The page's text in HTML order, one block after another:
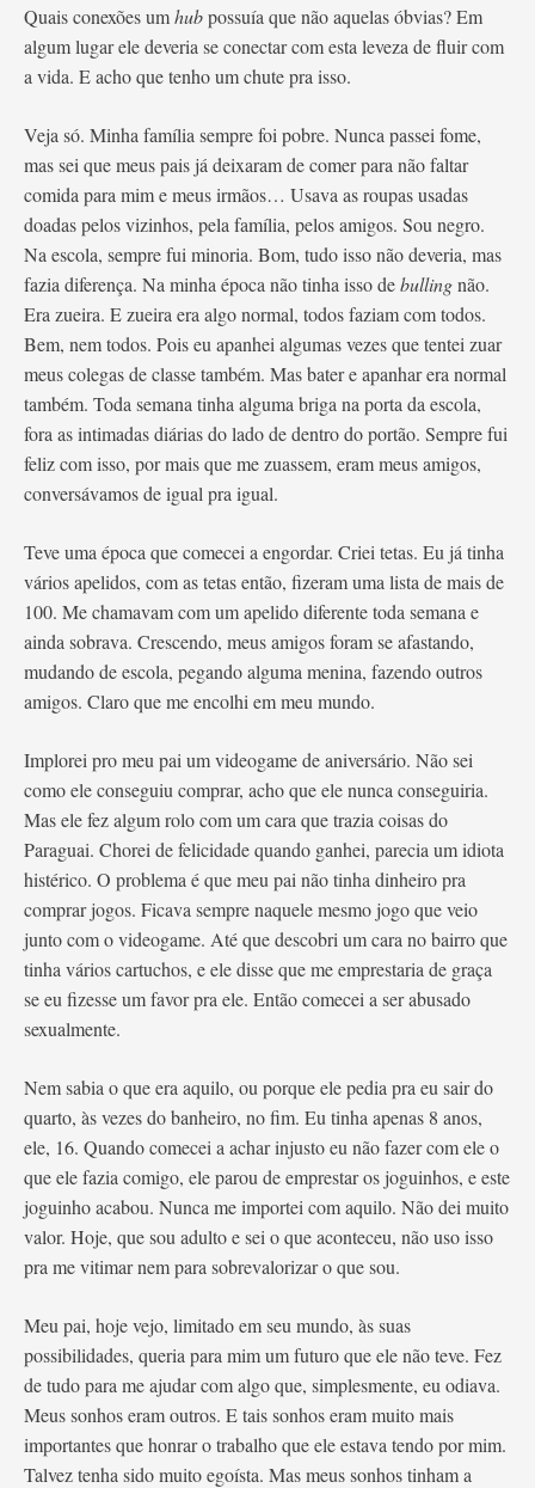
Quais conexões umhubpossuía que não aquelas óbvias? Em
algum lugar ele deveria se conectar com esta leveza de fluir com
a vida. E acho que tenho um chute pra isso.
Veja só. Minha família sempre foi pobre. Nunca passei fome,
mas sei que meus pais já deixaram de comer para não faltar
comida para mim e meus irmãos… Usava as roupas usadas
doadas pelos vizinhos, pela família, pelos amigos. Sou negro.
Na escola, sempre fui minoria. Bom, tudo isso não deveria, mas
fazia diferença. Na minha época não tinha isso debullingnão.
Era zueira. E zueira era algo normal, todos faziam com todos.
Bem, nem todos. Pois eu apanhei algumas vezes que tentei zuar
meus colegas de classe também. Mas bater e apanhar era normal
também. Toda semana tinha alguma briga na porta da escola,
fora as intimadas diárias do lado de dentro do portão. Sempre fui
feliz com isso, por mais que me zuassem, eram meus amigos,
conversávamos de igual pra igual.
Teve uma época que comecei a engordar. Criei tetas. Eu já tinha
vários apelidos, com as tetas então, fizeram uma lista de mais de
100. Me chamavam com um apelido diferente toda semana e
ainda sobrava. Crescendo, meus amigos foram se afastando,
mudando de escola, pegando alguma menina, fazendo outros
amigos. Claro que me encolhi em meu mundo.
Implorei pro meu pai um videogame de aniversário. Não sei
como ele conseguiu comprar, acho que ele nunca conseguiria.
Mas ele fez algum rolo com um cara que trazia coisas do
Paraguai. Chorei de felicidade quando ganhei, parecia um idiota
histérico. O problema é que meu pai não tinha dinheiro pra
comprar jogos. Ficava sempre naquele mesmo jogo que veio
junto com o videogame. Até que descobri um cara no bairro que
tinha vários cartuchos, e ele disse que me emprestaria de graça
se eu fizesse um favor pra ele. Então comecei a ser abusado
sexualmente.
Nem sabia o que era aquilo, ou porque ele pedia pra eu sair do
quarto, às vezes do banheiro, no fim. Eu tinha apenas 8 anos,
ele, 16. Quando comecei a achar injusto eu não fazer com ele o
que ele fazia comigo, ele parou de emprestar os joguinhos, e este
joguinho acabou. Nunca me importei com aquilo. Não dei muito
valor. Hoje, que sou adulto e sei o que aconteceu, não uso isso
pra me vitimar nem para sobrevalorizar o que sou.
Meu pai, hoje vejo, limitado em seu mundo, às suas
possibilidades, queria para mim um futuro que ele não teve. Fez
de tudo para me ajudar com algo que, simplesmente, eu odiava.
Meus sonhos eram outros. E tais sonhos eram muito mais
importantes que honrar o trabalho que ele estava tendo por mim.
Talvez tenha sido muito egoísta. Mas meus sonhos tinham a